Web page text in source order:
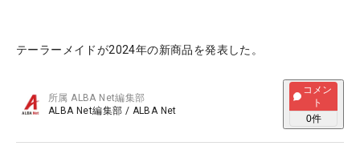
テーラーメイドが2024年の新商品を発表した。
所属ALBA Net編集部
ALBA Net編集部 / ALBA Net
コメン
ト
0件